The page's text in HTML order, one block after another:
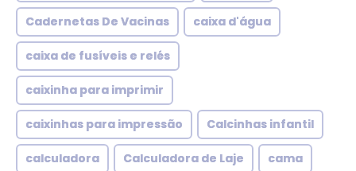
Cadernetas De Vacinas caixa d'água
caixa de fusíveis e relés
caixinha para imprimir
caixinhas para impressão Calcinhas infantil
calculadora Calculadora de Laje cama